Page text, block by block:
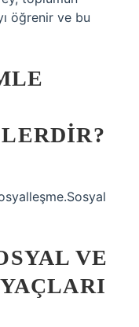
öğrenir ve bu
VE